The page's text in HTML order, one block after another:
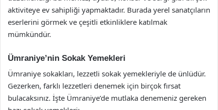
aktiviteye ev sahipliği yapmaktadır. Burada yerel sanatçıların
eserlerini görmek ve çeşitli etkinliklere katılmak
mümkündür.
Ümraniye’nin Sokak Yemekleri
Ümraniye sokakları, lezzetli sokak yemekleriyle de ünlüdür.
Gezerken, farklı lezzetleri denemek için birçok fırsat
bulacaksınız. İşte Ümraniye’de mutlaka denemeniz gereken